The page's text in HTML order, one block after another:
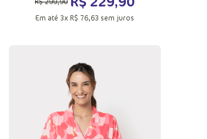
PP G
Em até 3xR$ 76,63 sem juros